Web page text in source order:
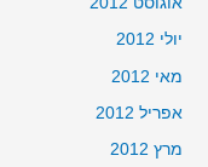
יולי 2012
מאי 2012
אפריל 2012
מרץ 2012